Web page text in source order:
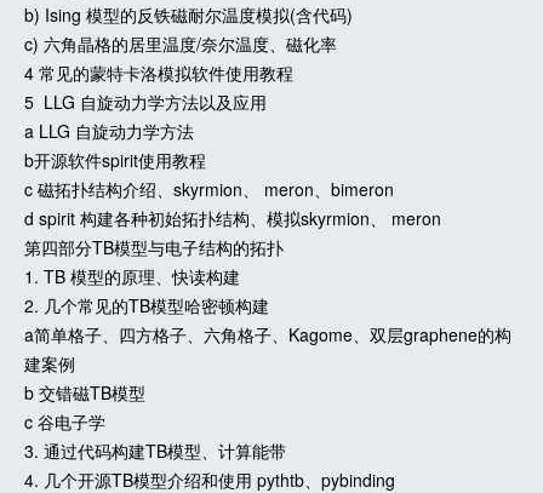
b) Ising 模型的反铁磁耐尔温度模拟(含代码)
c) 六角晶格的居里温度/奈尔温度、磁化率
4 常见的蒙特卡洛模拟软件使用教程
5 LLG 自旋动力学方法以及应用
a LLG 自旋动力学方法
b开源软件spirit使用教程
c 磁拓扑结构介绍、skyrmion、 meron、bimeron
d spirit 构建各种初始拓扑结构、模拟skyrmion、 meron
第四部分TB模型与电子结构的拓扑
1. TB 模型的原理、快读构建
2. 几个常见的TB模型哈密顿构建
a简单格子、四方格子、六角格子、Kagome、双层graphene的构
建案例
b 交错磁TB模型
c 谷电子学
3. 通过代码构建TB模型、计算能带
4. 几个开源TB模型介绍和使用 pythtb、pybinding